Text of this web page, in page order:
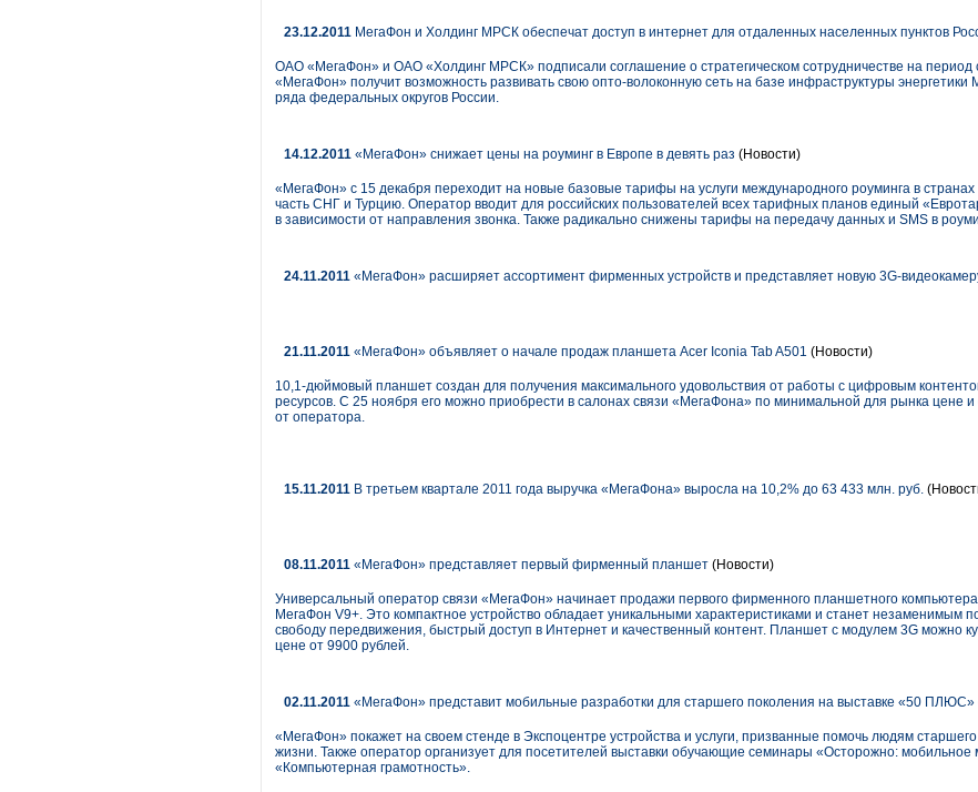
23.12.2011 МегаФон и Холдинг МРСК обеспечат доступ в интернет для отдаленных населенных пунктов
ОАО «МегаФон» и ОАО «Холдинг МРСК» подписали соглашение о стратегическом сотрудничестве на период
«МегаФон» получит возможность развивать свою опто-волоконную сеть на базе инфраструктуры
ряда федеральных округов России.
14.12.2011 «МегаФон» снижает цены на роуминг в Европе в девять раз (Новости)
«МегаФон» с 15 декабря переходит на новые базовые тарифы на услуги международного роуминга в
часть СНГ и Турцию. Оператор вводит для российских пользователей всех тарифных планов единый
в зависимости от направления звонка. Также радикально снижены тарифы на передачу данных и SMS в
24.11.2011 «МегаФон» расширяет ассортимент фирменных устройств и представляет новую 3G-
21.11.2011 «МегаФон» объявляет о начале продаж планшета Acer Iconia Tab A501 (Новости)
10,1-дюймовый планшет создан для получения максимального удовольствия от работы с цифровым
ресурсов. С 25 ноября его можно приобрести в салонах связи «МегаФона» по минимальной для рынка цене
от оператора.
15.11.2011 В третьем квартале 2011 года выручка «МегаФона» выросла на 10,2% до 63 433 млн. руб.
08.11.2011 «МегаФон» представляет первый фирменный планшет (Новости)
Универсальный оператор связи «МегаФон» начинает продажи первого фирменного планшетного
МегаФон V9+. Это компактное устройство обладает уникальными характеристиками и станет незаменимым
свободу передвижения, быстрый доступ в Интернет и качественный контент. Планшет с модулем 3G можно
цене от 9900 рублей.
02.11.2011 «МегаФон» представит мобильные разработки для старшего поколения на выставке «50 ПЛЮС»
«МегаФон» покажет на своем стенде в Экспоцентре устройства и услуги, призванные помочь людям
жизни. Также оператор организует для посетителей выставки обучающие семинары «Осторожно: мобильное
«Компьютерная грамотность».